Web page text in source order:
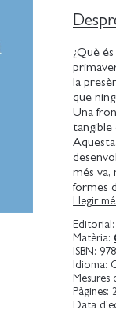
¿Què
la
que
Una
tangible
més va,
formes
lloc
en les
el cant
Potser
ligible
Llegir
Matèria:
ISBN:
Idioma:
Mesures
Pàgines:
Data